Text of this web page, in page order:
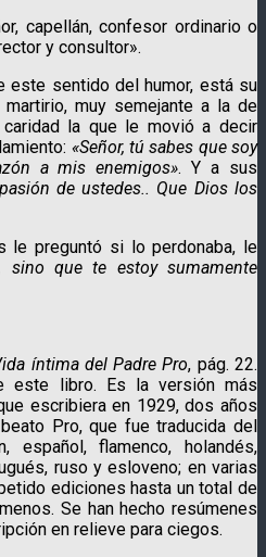
capellán, confesor ordinario o
y consultor».
este sentido del humor, está su
muy semejante a la de
la que le movió a decir
«Señor, tú sabes que soy
a mis enemigos». Y a sus
de ustedes.. Que Dios los
le preguntó si lo perdonaba, le
sino que te estoy sumamente
íntima del Padre Pro, pág. 22.
este libro. Es la versión más
escribiera en 1929, dos años
Pro, que fue traducida del
español, flamenco, holandés,
ruso y esloveno; en varias
ediciones hasta un total de
Se han hecho resúmenes
en relieve para ciegos.